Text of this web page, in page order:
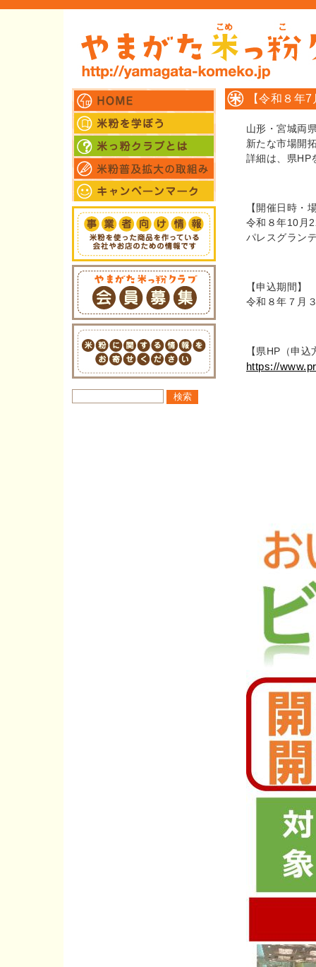
【令和８年
山形・宮城両
新たな市場開
詳細は、県HP
【開催日時・
令和８年10月
パレスグラン
【申込期間】
令和８年７月
【県HP（申
https://